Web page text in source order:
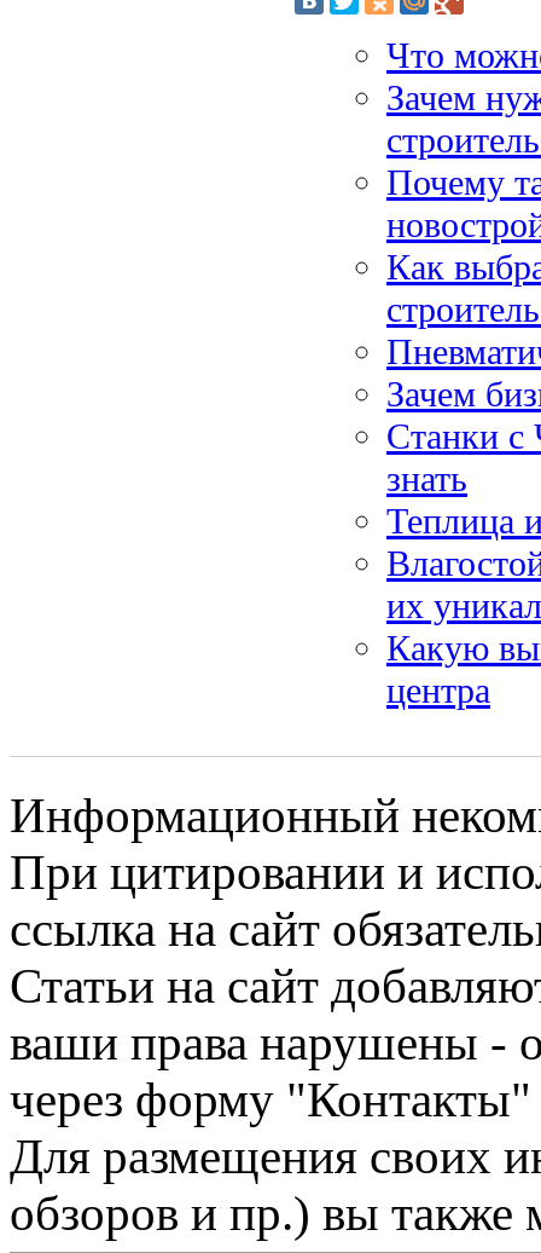
Что
Зачем
Почему
Как
Зачем
Станки с
знать
Теплица
их
Какую
центра
Информационный
При цитировании и
ссылка на сайт
Статьи на сайт
ваши права нарушены -
через форму "Контакты"
Для размещения своих
обзоров и пр.) вы также